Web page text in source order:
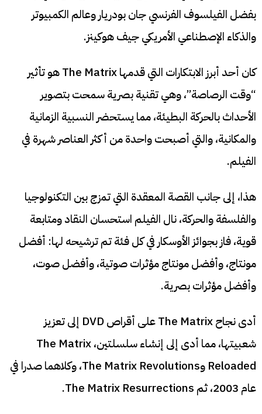
بفضل الفيلسوف الفرنسي جان بودريار وعالم الكمبيوتر
والذكاء الإصطناعي الأمريكي جيف هوكينز.
كان أحد أبرز الابتكارات التي قدمها The Matrix هو تأثير
“وقت الرصاصة”، وهي تقنية بصرية سمحت بتصوير
الأحداث بالحركة البطيئة، مما يستحضر النسبية الزمانية
والمكانية، والتي أصبحت واحدة من أكثر العناصر شهرة في
الفيلم.
هذا، إلى جانب القصة المعقدة التي تمزج بين التكنولوجيا
والفلسفة والحركة، نال الفيلم استحسان النقاد ومتابعة
قوية، فاز بجوائز الأوسكار في كل فئة تم ترشيحه لها: أفضل
مونتاج، وأفضل مونتاج مؤثرات صوتية، وأفضل صوت،
وأفضل مؤثرات بصرية.
أدى نجاح The Matrix على أقراص DVD إلى تعزيز
شعبيتها، مما أدى إلى إنشاء سلسلتين، The Matrix
Reloaded وThe Matrix Revolutions، وكلاهما صدرا في
عام 2003، ثم The Matrix Resurrections.